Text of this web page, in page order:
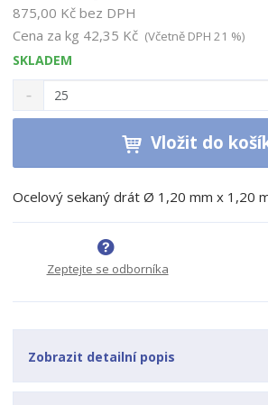
875,00 Kč bez DPH
Cena za kg 42,35 Kč (Včetně DPH 21 %)
SKLADEM
m
i
p
o
S
n
í
m
v
Vložit do
Ocelový sekaný drát Ø 1,20 mm x 1,20
Zeptejte se odborníka
Zobrazit detailní popis